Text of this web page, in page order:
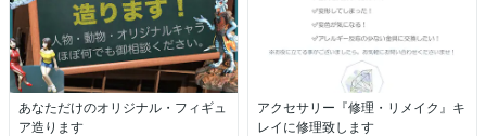
あなただけのオリジナル・フィギュ
ア造ります
アクセサリー『修理・リメイク』キ
レイに修理致します